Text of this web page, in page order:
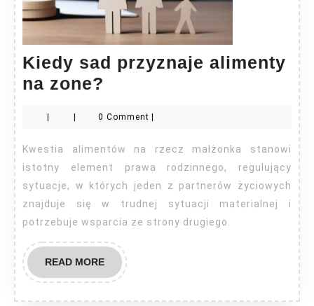
Kiedy sad przyznaje alimenty
na zone?
przyznaje
alimenty
na
zone?
0 Comment
Kwestia alimentów na rzecz małżonka stanowi
istotny element prawa rodzinnego, regulujący
sytuacje, w których jeden z partnerów życiowych
znajduje się w trudnej sytuacji materialnej i
potrzebuje wsparcia ze strony drugiego.
READ MOREREAD
MORE